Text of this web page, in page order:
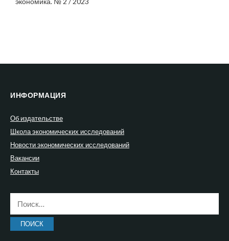
ИНФОРМАЦИЯ
Об издательстве
Школа экономических исследований
Новости экономических исследований
Вакансии
Контакты